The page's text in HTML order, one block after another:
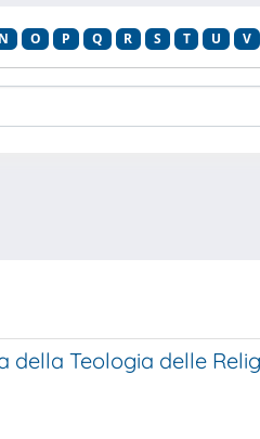
N O P Q R S T U V
Teologia delle